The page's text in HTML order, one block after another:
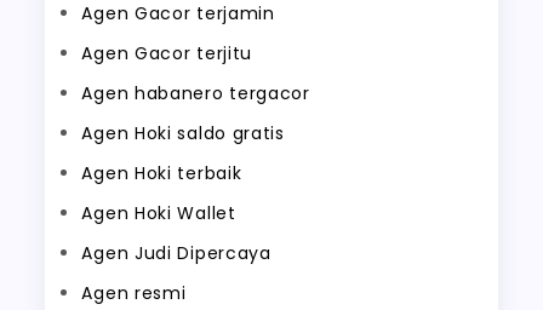
Agen Gacor terjamin
Agen Gacor terjitu
Agen habanero tergacor
Agen Hoki saldo gratis
Agen Hoki terbaik
Agen Hoki Wallet
Agen Judi Dipercaya
Agen resmi